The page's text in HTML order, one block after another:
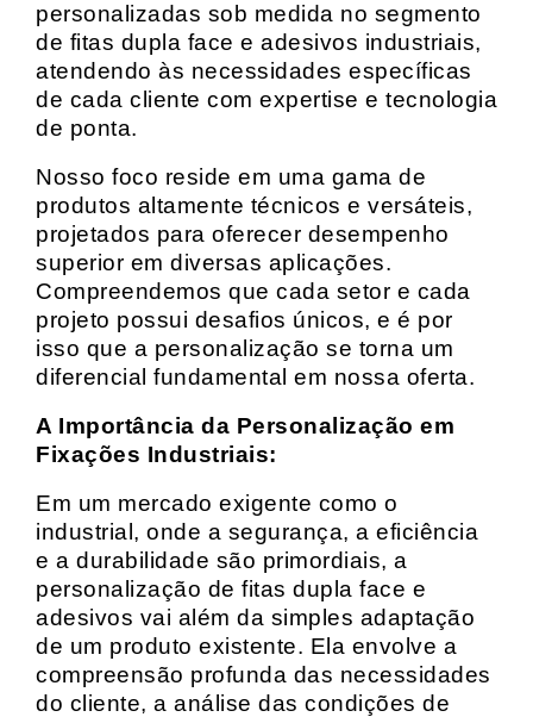
personalizadas sob medida no segmento
de fitas dupla face e adesivos industriais,
atendendo às necessidades específicas
de cada cliente com expertise e tecnologia
de ponta.
Nosso foco reside em uma gama de
produtos altamente técnicos e versáteis,
projetados para oferecer desempenho
superior em diversas aplicações.
Compreendemos que cada setor e cada
projeto possui desafios únicos, e é por
isso que a personalização se torna um
diferencial fundamental em nossa oferta.
A Importância da Personalização em
Fixações Industriais:
Em um mercado exigente como o
industrial, onde a segurança, a eficiência
e a durabilidade são primordiais, a
personalização de fitas dupla face e
adesivos vai além da simples adaptação
de um produto existente. Ela envolve a
compreensão profunda das necessidades
do cliente, a análise das condições de